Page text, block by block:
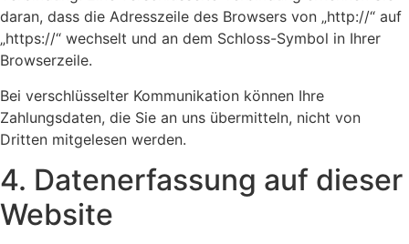
daran, dass die Adresszeile des Browsers von „http://“ auf
„https://“ wechselt und an dem Schloss-Symbol in Ihrer
Browserzeile.
Bei verschlüsselter Kommunikation können Ihre
Zahlungsdaten, die Sie an uns übermitteln, nicht von
Dritten mitgelesen werden.
4. Datenerfassung auf dieser
Website